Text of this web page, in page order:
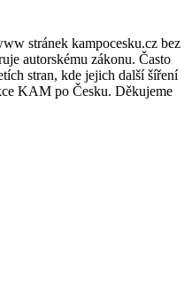
stránek kampocesku.cz bez
autorskému zákonu. Často
stran, kde jejich další šíření
KAM po Česku. Děkujeme